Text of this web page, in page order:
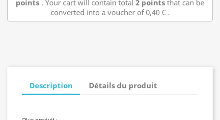
points . Your cart will contain total 2 points that can be
converted into a voucher of0,40 € .
Description Détails du produit